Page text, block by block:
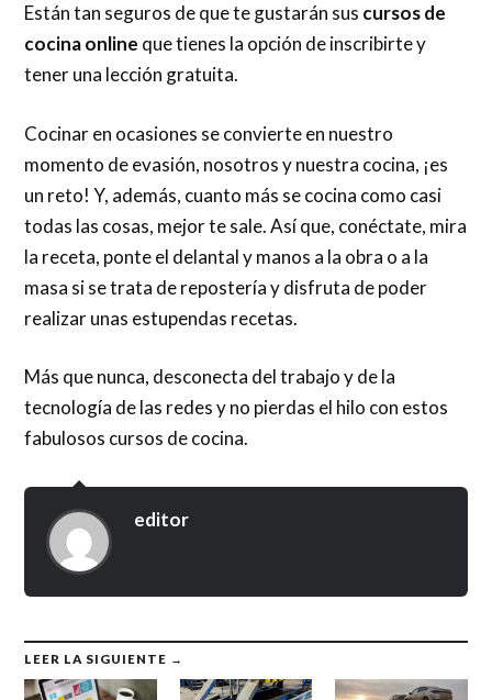
Están tan seguros de que te gustarán sus cursos de
cocina online que tienes la opción de inscribirte y
tener una lección gratuita.
Cocinar en ocasiones se convierte en nuestro
momento de evasión, nosotros y nuestra cocina, ¡es
un reto! Y, además, cuanto más se cocina como casi
todas las cosas, mejor te sale. Así que, conéctate, mira
la receta, ponte el delantal y manos a la obra o a la
masa si se trata de repostería y disfruta de poder
realizar unas estupendas recetas.
Más que nunca, desconecta del trabajo y de la
tecnología de las redes y no pierdas el hilo con estos
fabulosos cursos de cocina.
editor
LEER LA SIGUIENTE →